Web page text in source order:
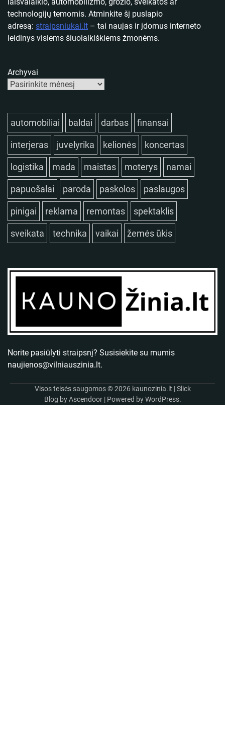
technologijų temomis. Atminkite šį puslapio
adresą: straipsniukai.lt – tai naujas ir įdomus interneto
leidinys visiems šiuolaikiškiems žmonėms.
Archyvai
automobiliai baldai darbas finansai
interjeras juvelyrika kelionės koncertas
logistika mada maistas moterys namai
papuošalai paroda paskolos paslaugos
pinigai reklama remontas spektaklis
sveikata technika vaikai žemės ūkis
Norite pasiūlyti straipsnį? Susisiekite su mumis
naujienos@vilniauszinia.lt.
Visos teisės saugomos © 2026 kaunozinia.lt | Slick
Blog byAscendoor| Powered byWordPress.